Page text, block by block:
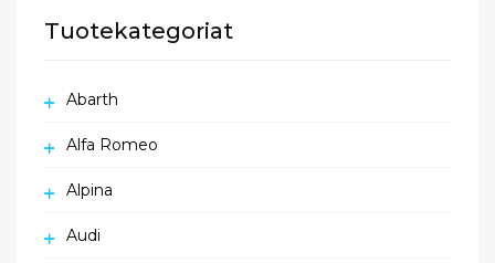
Tuotekategoriat
Abarth
Alfa Romeo
Alpina
Audi